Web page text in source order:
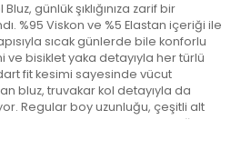
günlük şıklığınıza zarif bir
%95 Viskon ve %5 Elastan içeriği ile
sıcak günlerde bile konforlu
ve bisiklet yaka detayıyla her türlü
fit kesimi sayesinde vücut
bluz, truvakar kol detayıyla da
Regular boy uzunluğu, çeşitli alt
ince kalınlığı yaz
sunar. Günlük/casual